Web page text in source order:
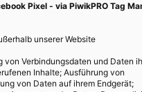
keine lange Tradition.
ANSEHEN
Pixel - via PiwikPRO Tag
unserer Website
von Verbindungsdaten und Daten
Inhalte; Ausführung von
von Daten auf ihrem Endgerät;